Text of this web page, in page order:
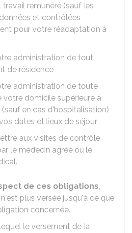
travail rémunéré (sauf les
et contrôlées
pour votre réadaptation à
administration de tout
de résidence
administration de toute
votre domicile supérieure à
(sauf en cas d'hospitalisation)
dates et lieux de séjour
aux visites de contrôle
le médecin agréé ou le
de ces obligations,
plus versée jusqu'à ce que
concernée.
le versement de la